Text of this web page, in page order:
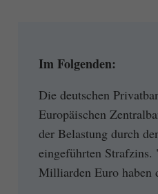
Im Folgenden:
Die deutschen
Europäischen
der Belastung durch
eingeführten Strafzins.
Milliarden Euro haben